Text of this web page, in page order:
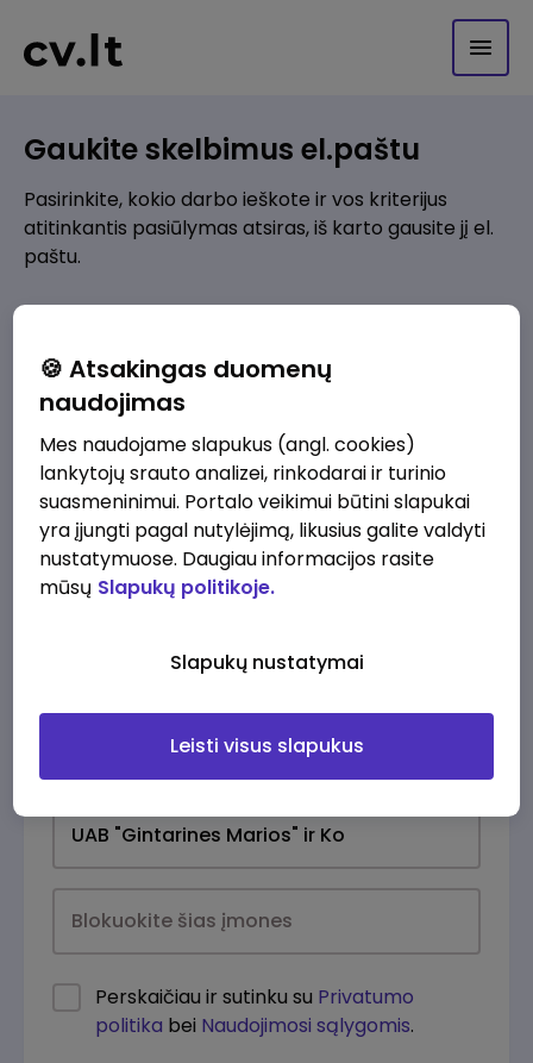
Gaukite skelbimus el.paštu
Pasirinkite, kokio darbo ieškote ir vos kriterijus
atitinkantis pasiūlymas atsiras, iš karto gausite jį el.
paštu.
Pridėti naują
Kokios srities darbo pasiūlymai jus domina?
Pridėti naują
Perskaičiau ir sutinku su Privatumo
politika bei Naudojimosi sąlygomis.
🍪 Atsakingas duomenų
naudojimas
Mes naudojame slapukus (angl. cookies)
lankytojų srauto analizei, rinkodarai ir turinio
suasmeninimui. Portalo veikimui būtini slapukai
yra įjungti pagal nutylėjimą, likusius galite valdyti
nustatymuose. Daugiau informacijos rasite
mūsų Slapukų politikoje.
Slapukų nustatymai
Leisti visus slapukus